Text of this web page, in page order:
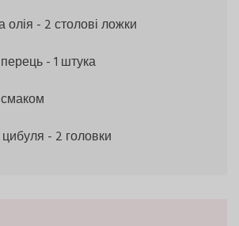
олія - 2 столові ложки
- 1 штука
- 2 головки